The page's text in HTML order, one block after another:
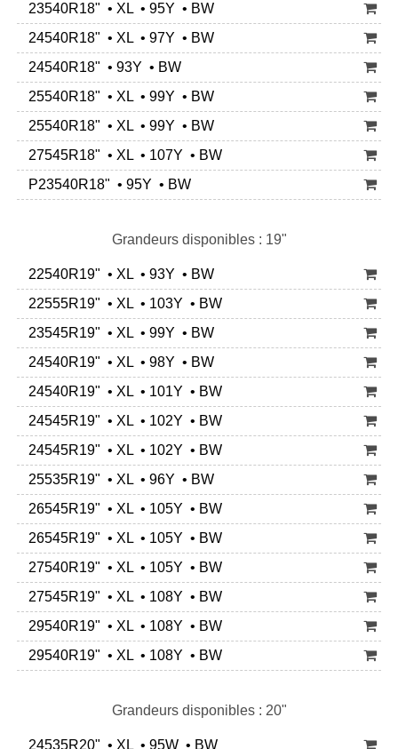
23540R18" • XL • 95Y • BW
24540R18" • XL • 97Y • BW
24540R18" • 93Y • BW
25540R18" • XL • 99Y • BW
25540R18" • XL • 99Y • BW
27545R18" • XL • 107Y • BW
P23540R18" • 95Y • BW
Grandeurs disponibles : 19"
22540R19" • XL • 93Y • BW
22555R19" • XL • 103Y • BW
23545R19" • XL • 99Y • BW
24540R19" • XL • 98Y • BW
24540R19" • XL • 101Y • BW
24545R19" • XL • 102Y • BW
24545R19" • XL • 102Y • BW
25535R19" • XL • 96Y • BW
26545R19" • XL • 105Y • BW
26545R19" • XL • 105Y • BW
27540R19" • XL • 105Y • BW
27545R19" • XL • 108Y • BW
29540R19" • XL • 108Y • BW
29540R19" • XL • 108Y • BW
Grandeurs disponibles : 20"
24535R20" • XL • 95W • BW